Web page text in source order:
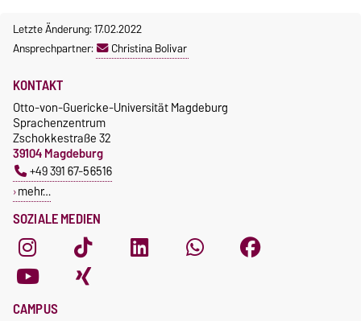
Letzte Änderung: 17.02.2022
Ansprechpartner:
Christina Bolivar
SOZIALE MEDIEN
KONTAKT
Otto-von-Guericke-Universität Magdeburg
Sprachenzentrum
Zschokkestraße 32
39104 Magdeburg
+49 391 67-56516
mehr…
CAMPUS